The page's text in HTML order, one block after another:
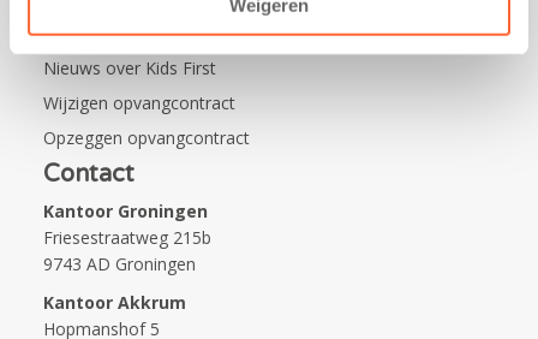
Weigeren
Werken bij Kids First
Nieuws over Kids First
Wijzigen opvangcontract
Opzeggen opvangcontract
Contact
Kantoor Groningen
Friesestraatweg 215b
9743 AD Groningen
Kantoor Akkrum
Hopmanshof 5